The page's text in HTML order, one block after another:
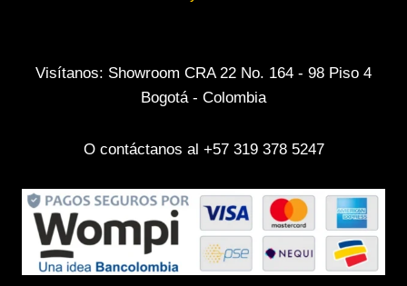
Visítanos: Showroom CRA 22 No. 164 - 98 Piso 4
Bogotá - Colombia
O contáctanos al +57 319 378 5247